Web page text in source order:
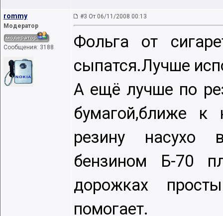
rommy
Модератор
Сообщения: 3188
#3 От 06/11/2008 00:13
Фольга от
сыпатся.Лучше
А ещё лучше по
бумагой,ближе к
резину насухо
бензином Б-70
дорожках
помогает.